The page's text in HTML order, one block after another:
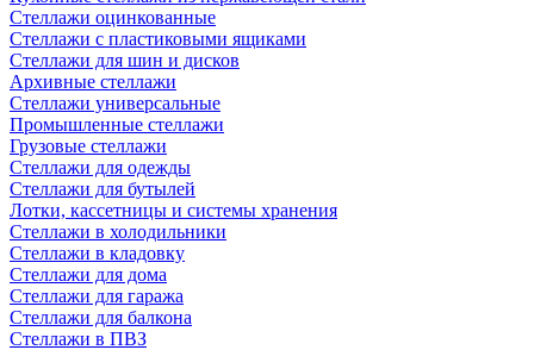
Стеллажи оцинкованные
Стеллажи с пластиковыми ящиками
Стеллажи для шин и дисков
Архивные стеллажи
Стеллажи универсальные
Промышленные стеллажи
Грузовые стеллажи
Стеллажи для одежды
Стеллажи для бутылей
Лотки, кассетницы и системы хранения
Стеллажи в холодильники
Стеллажи в кладовку
Стеллажи для дома
Стеллажи для гаража
Стеллажи для балкона
Стеллажи в ПВЗ